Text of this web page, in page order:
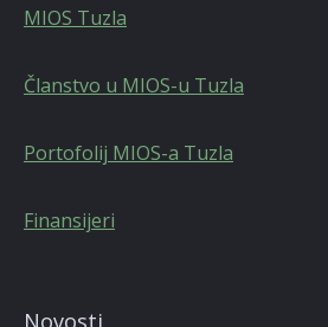
MIOS Tuzla
Članstvo u MIOS-u Tuzla
Portofolij MIOS-a Tuzla
Finansijeri
Novosti